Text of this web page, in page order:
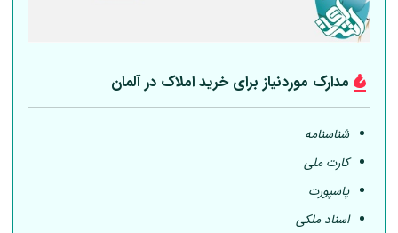
مدارک موردنیاز برای خرید املاک درآلمان
شناسنامه
کارت ملی
پاسپورت
اسناد ملکی